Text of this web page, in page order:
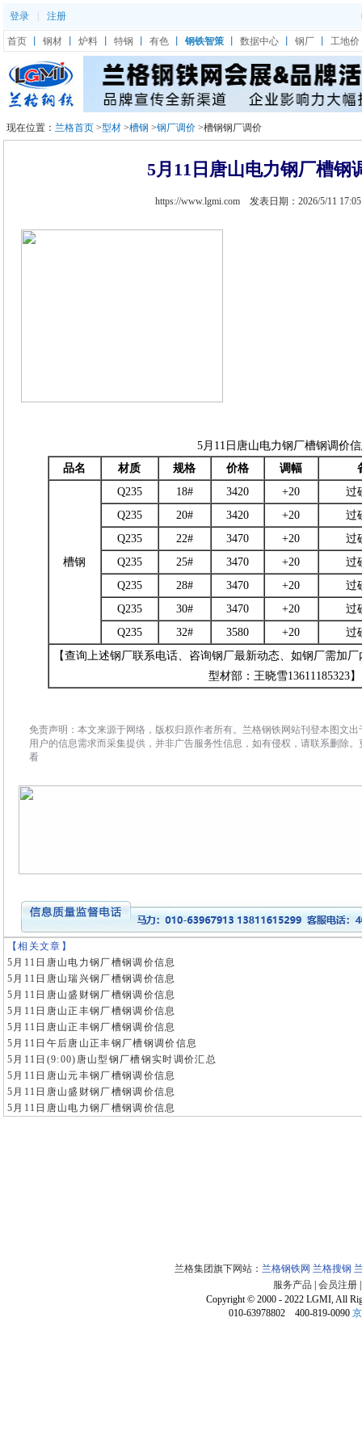
登录 注册
首页 钢材 炉料 特钢 有色 钢铁智策 数据中心 钢厂 工地价
现在位置： 兰格首页 >型材 >槽钢 >钢厂调价 >槽钢钢厂调价
5月11日唐山电力钢厂槽钢
https://www.lgmi.com 发表日期：2026/5/11
品名 材质 规格 价格 调幅
5月11日唐山电力钢厂槽钢调价
槽钢
Q235 18# 3420 +20
过
Q235
20# 3420 +20
过
Q235
22# 3470 +20
过
Q235
25# 3470 +20
过
Q235
28# 3470 +20
过
Q235
30# 3470 +20
过
Q235
32# 3580 +20
过
【查询上述钢厂联系电话、咨询钢厂最新动态、如钢厂需加
型材部：王晓雪13611185323】
免责声明：本文来源于网络，版权归原作者所有。兰格钢铁网站刊登本图文
用户的信息需求而采集提供，并非广告服务性信息，如有侵权，请联系删除。
看
【相关文章】
5月11日唐山电力钢厂槽钢调价信息
5月11日唐山瑞兴钢厂槽钢调价信息
5月11日唐山盛财钢厂槽钢调价信息
5月11日唐山正丰钢厂槽钢调价信息
5月11日唐山正丰钢厂槽钢调价信息
5月11日午后唐山正丰钢厂槽钢调价信息
5月11日(9:00)唐山型钢厂槽钢实时调价汇总
5月11日唐山元丰钢厂槽钢调价信息
5月11日唐山盛财钢厂槽钢调价信息
5月11日唐山电力钢厂槽钢调价信息
兰格集团旗下网站： 兰格钢铁网 兰格搜钢
服务产品
会员注册
Copyright © 2000 - 2022 LGMI, All
010-63978802 400-819-0090